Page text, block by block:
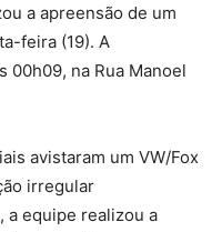
a apreensão de um
feira (19). A
00h09, na Rua Manoel
avistaram um VW/Fox
irregular
a equipe realizou a